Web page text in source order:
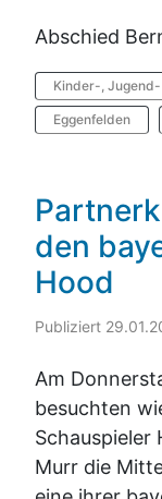
Abschied
Kinder-,
Eggenfelden
den
Hood
Publiziert
Am
besuchten
Schauspieler
Murr die